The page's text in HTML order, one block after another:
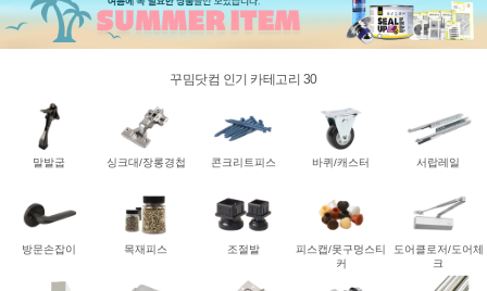
꾸밈닷컴 인기 카테고리 30
말발굽 싱크대/장롱경첩 콘크리트피스 바퀴/캐스터 서랍레일
방문손잡이 목재피스 조절발
피스캡/못구멍스티
커
도어클로저/도어체
크